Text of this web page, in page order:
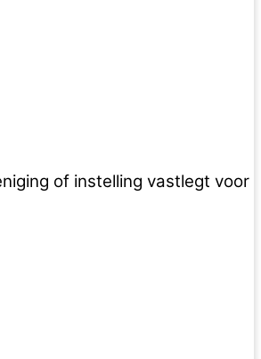
of instelling vastlegt voor